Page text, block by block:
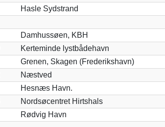
Hasle Sydstrand
Damhussøen, KBH
Kerteminde lystbådehavn
Grenen, Skagen (Frederikshavn)
Næstved
Hesnæs Havn.
Nordsøcentret Hirtshals
Rødvig Havn